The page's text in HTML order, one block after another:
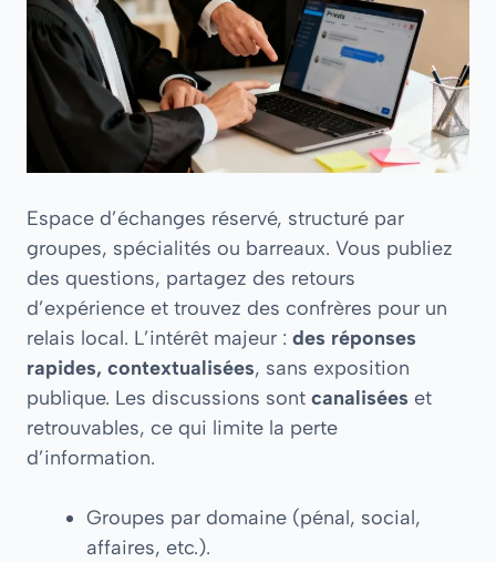
Espace d’échanges réservé, structuré par
groupes, spécialités ou barreaux. Vous publiez
des questions, partagez des retours
d’expérience et trouvez des confrères pour un
relais local. L’intérêt majeur : des réponses
rapides, contextualisées, sans exposition
publique. Les discussions sont canalisées et
retrouvables, ce qui limite la perte
d’information.
Groupes par domaine (pénal, social,
affaires, etc.).